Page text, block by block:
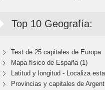
Top 10 Geografía:
Test de 25 capitales de Europa
Mapa físico de España (1)
Latitud y longitud - Localiza
Provincias y capitales de